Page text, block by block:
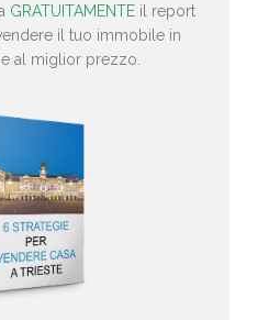
GRATUITAMENTEil report
il tuo immobile in
al miglior prezzo.